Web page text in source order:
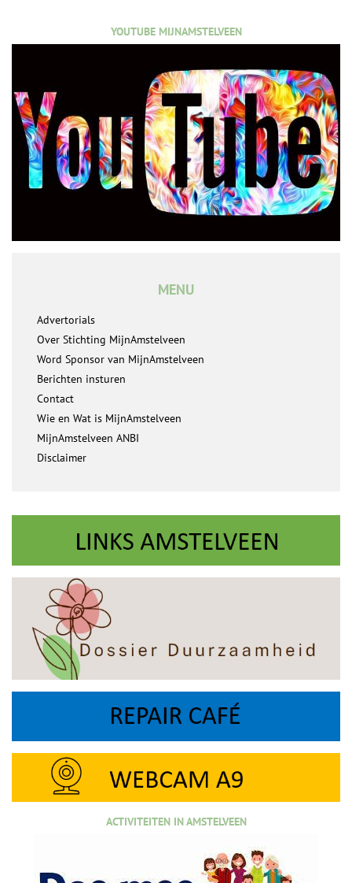
YOUTUBE MIJNAMSTELVEEN
MENU
Advertorials
Over Stichting MijnAmstelveen
Word Sponsor van MijnAmstelveen
Berichten insturen
Contact
Wie en Wat is MijnAmstelveen
MijnAmstelveen ANBI
Disclaimer
ACTIVITEITEN IN AMSTELVEEN